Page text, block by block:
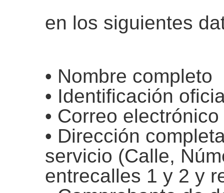
en los siguientes
• Nombre completo
• Identificación
• Correo electrónico
• Dirección
servicio (Calle,
entrecalles 1 y 2 y